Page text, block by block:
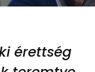
érettség